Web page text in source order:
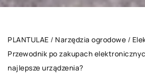
PLANTULAE / Narzędzia ogrodowe /
Przewodnik po zakupach
najlepsze urządzenia?